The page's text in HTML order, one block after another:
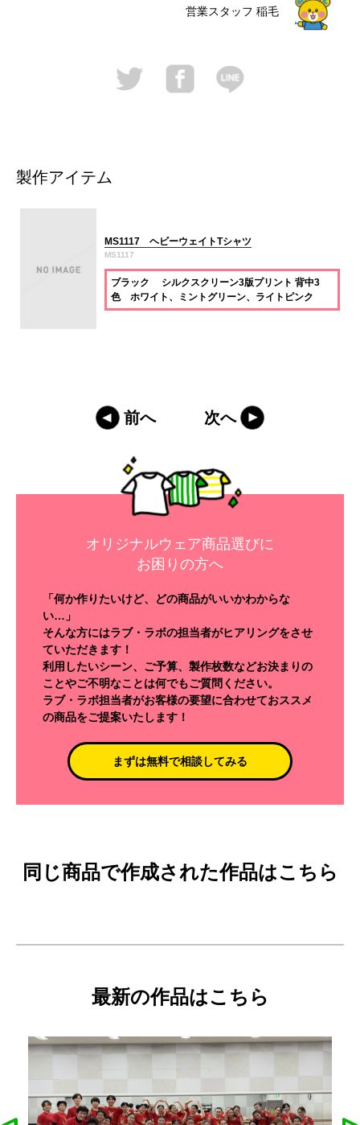
営業スタッフ 稲毛
製作アイテム
MS1117 ヘビーウェイトTシャツ
MS1117
ブラック シルクスクリーン3版プリント 背中3
色 ホワイト、ミントグリーン、ライトピンク
前へ 次へ
オリジナルウェア商品選びに
お困りの方へ
「何か作りたいけど、どの商品がいいかわからな
い…」
そんな方にはラブ・ラボの担当者がヒアリングをさせ
ていただきます！
利用したいシーン、ご予算、製作枚数などお決まりの
ことやご不明なことは何でもご質問ください。
ラブ・ラボ担当者がお客様の要望に合わせておススメ
の商品をご提案いたします！
まずは無料で相談してみる
同じ商品で作成された作品はこちら
最新の作品はこちら